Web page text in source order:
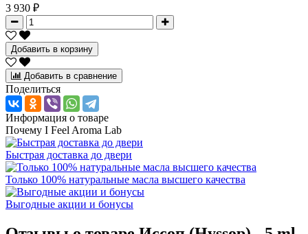
3 930 ₽
Добавить в корзину
Добавить в сравнение
Поделиться
Информация о товаре
Почему I Feel Aroma Lab
Быстрая доставка до двери
Только 100% натуральные масла высшего качества
Выгодные акции и бонусы